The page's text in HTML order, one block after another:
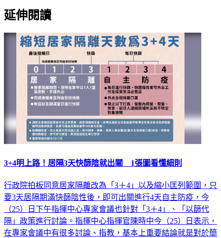
延伸閱讀
3+4明上路！居隔3天快篩陰就出關 1張圖看懂細則
行政院拍板同意居家隔離改為「3＋4」以及縮小匡列範圍，只
要3天居隔期滿快篩陰性後，即可出關進行4天自主防疫，今
（25）日下午指揮中心專家會議也針對「3＋4」、「以篩代
隔」政策進行討論。指揮中心指揮官陳時中今（25）日表示，
在專家會議中有很多討論、指教，基本上重要結論就是對於簡